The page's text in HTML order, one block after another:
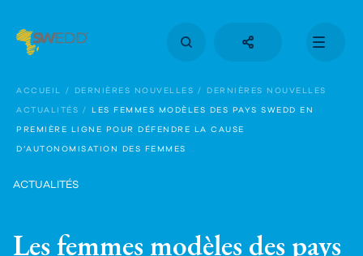
contenu
principal
navigation
ACCUEIL DERNIÈRES NOUVELLES DERNIÈRES NOUVELLES
ACTUALITÉS LES FEMMES MODÈLES DES PAYS SWEDD EN
PREMIÈRE LIGNE POUR DÉFENDRE LA CAUSE
D’AUTONOMISATION DES FEMMES
ACTUALITÉS
Les femmes modèles des pays